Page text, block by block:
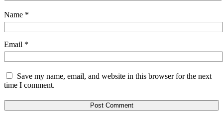
Name *
Email *
Save my name, email, and website in this browser for the next
time I comment.